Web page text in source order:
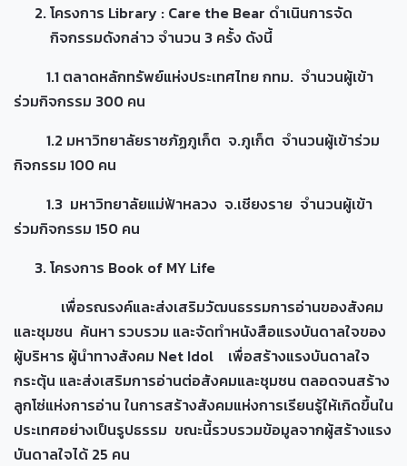
โครงการ Library : Care the Bear ดำเนินการจัด
กิจกรรมดังกล่าว จำนวน 3 ครั้ง ดังนี้
1.1 ตลาดหลักทรัพย์แห่งประเทศไทย กทม. จำนวนผู้เข้า
ร่วมกิจกรรม 300 คน
1.2 มหาวิทยาลัยราชภัฏภูเก็ต จ.ภูเก็ต จำนวนผู้เข้าร่วม
กิจกรรม 100 คน
1.3 มหาวิทยาลัยแม่ฟ้าหลวง จ.เชียงราย จำนวนผู้เข้า
ร่วมกิจกรรม 150 คน
โครงการ Book of MY Life
เพื่อรณรงค์และส่งเสริมวัฒนธรรมการอ่านของสังคม
และชุมชน ค้นหา รวบรวม และจัดทำหนังสือแรงบันดาลใจของ
ผู้บริหาร ผู้นำทางสังคม Net Idol เพื่อสร้างแรงบันดาลใจ
กระตุ้น และส่งเสริมการอ่านต่อสังคมและชุมชน ตลอดจนสร้าง
ลูกโซ่แห่งการอ่าน ในการสร้างสังคมแห่งการเรียนรู้ให้เกิดขึ้นใน
ประเทศอย่างเป็นรูปธรรม ขณะนี้รวบรวมข้อมูลจากผู้สร้างแรง
บันดาลใจได้ 25 คน